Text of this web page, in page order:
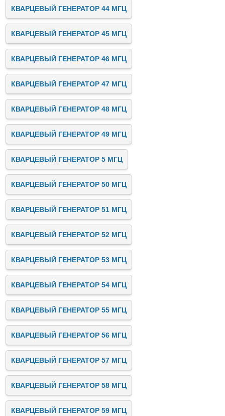
КВАРЦЕВЫЙ ГЕНЕРАТОР 44 МГЦ
КВАРЦЕВЫЙ ГЕНЕРАТОР 45 МГЦ
КВАРЦЕВЫЙ ГЕНЕРАТОР 46 МГЦ
КВАРЦЕВЫЙ ГЕНЕРАТОР 47 МГЦ
КВАРЦЕВЫЙ ГЕНЕРАТОР 48 МГЦ
КВАРЦЕВЫЙ ГЕНЕРАТОР 49 МГЦ
КВАРЦЕВЫЙ ГЕНЕРАТОР 5 МГЦ
КВАРЦЕВЫЙ ГЕНЕРАТОР 50 МГЦ
КВАРЦЕВЫЙ ГЕНЕРАТОР 51 МГЦ
КВАРЦЕВЫЙ ГЕНЕРАТОР 52 МГЦ
КВАРЦЕВЫЙ ГЕНЕРАТОР 53 МГЦ
КВАРЦЕВЫЙ ГЕНЕРАТОР 54 МГЦ
КВАРЦЕВЫЙ ГЕНЕРАТОР 55 МГЦ
КВАРЦЕВЫЙ ГЕНЕРАТОР 56 МГЦ
КВАРЦЕВЫЙ ГЕНЕРАТОР 57 МГЦ
КВАРЦЕВЫЙ ГЕНЕРАТОР 58 МГЦ
КВАРЦЕВЫЙ ГЕНЕРАТОР 59 МГЦ